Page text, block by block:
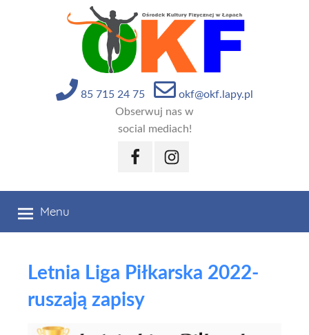
85 715 24 75
okf@okf.lapy.pl
Obserwuj nas w
social mediach!
FacebookInstagram
Menu
Letnia Liga Piłkarska 2022-
ruszają zapisy